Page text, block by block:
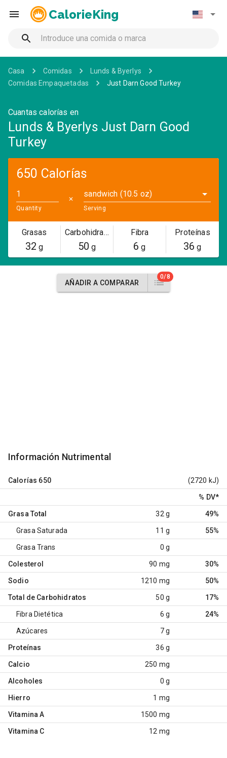
CalorieKing
Casa Comidas
Lunds & Byerlys
Comidas Empaquetadas
Just Darn Good Turkey
Cuantas calorías en
Lunds & Byerlys Just Darn Good
Turkey
650 Calorías
Quantity
✕
sandwich (10.5 oz)
Serving
Grasas
32 g
Carbohidratos
50 g
Fibra
6 g
Proteínas
36 g
AÑADIR A COMPARAR
0/8
Información Nutrimental
Calorías 650 (2720 kJ)
% DV*
Grasa Total 32 g 49%
Grasa Saturada 11 g 55%
Grasa Trans 0 g
Colesterol 90 mg 30%
Sodio 1210 mg 50%
Total de Carbohidratos 50 g 17%
Fibra Dietética 6 g 24%
Azúcares 7 g
Proteínas 36 g
Calcio 250 mg
Alcoholes 0 g
Hierro 1 mg
Vitamina A 1500 mg
Vitamina C 12 mg